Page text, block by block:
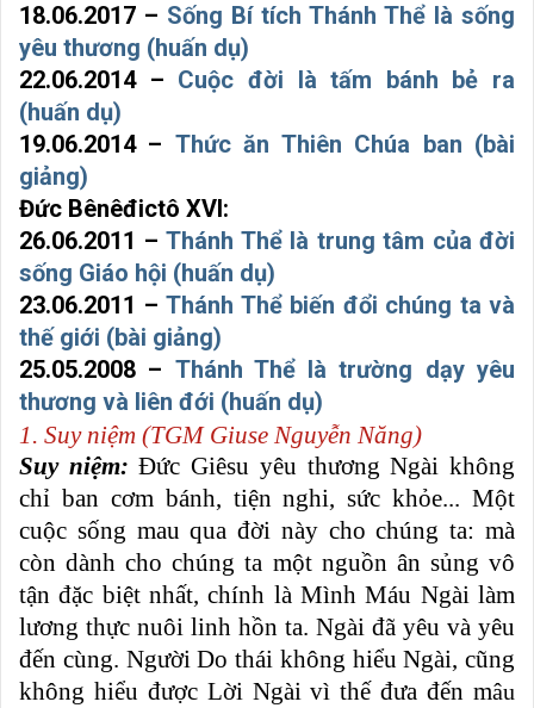
18.06.2017 – Sống Bí tích Thánh Thể là sống
yêu thương (huấn dụ)
22.06.2014 – Cuộc đời là tấm bánh bẻ ra
(huấn dụ)
19.06.2014 – Thức ăn Thiên Chúa ban (bài
giảng)
Đức Bênêđictô XVI:
26.06.2011 – Thánh Thể là trung tâm của đời
sống Giáo hội (huấn dụ)
23.06.2011 – Thánh Thể biến đổi chúng ta và
thế giới (bài giảng)
25.05.2008 – Thánh Thể là trường dạy yêu
thương và liên đới (huấn dụ)
1. Suy niệm (TGM Giuse Nguyễn Năng)
Suy niệm: Ðức Giêsu yêu thương Ngài không
chỉ ban cơm bánh, tiện nghi, sức khỏe... Một
cuộc sống mau qua đời này cho chúng ta: mà
còn dành cho chúng ta một nguồn ân sủng vô
tận đặc biệt nhất, chính là Mình Máu Ngài làm
lương thực nuôi linh hồn ta. Ngài đã yêu và yêu
đến cùng. Người Do thái không hiểu Ngài, cũng
không hiểu được Lời Ngài vì thế đưa đến mâu